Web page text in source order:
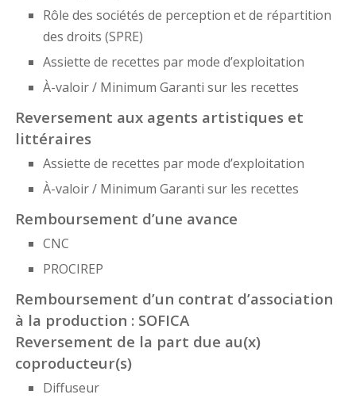
Rôle des sociétés de perception et de répartition
des droits (SPRE)
Assiette de recettes par mode d’exploitation
À-valoir / Minimum Garanti sur les recettes
Reversement aux agents artistiques et
littéraires
Assiette de recettes par mode d’exploitation
À-valoir / Minimum Garanti sur les recettes
Remboursement d’une avance
CNC
PROCIREP
Remboursement d’un contrat d’association
à la production : SOFICA
Reversement de la part due au(x)
coproducteur(s)
Diffuseur